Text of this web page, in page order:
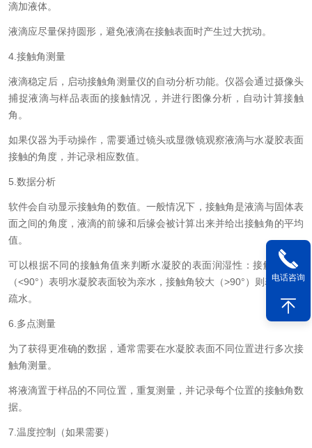
滴加液体。
液滴应尽量保持圆形，避免液滴在接触表面时产生过大扰动。
4.接触角测量
液滴稳定后，启动接触角测量仪的自动分析功能。仪器会通过摄像头
捕捉液滴与样品表面的接触情况，并进行图像分析，自动计算接触
角。
如果仪器为手动操作，需要通过镜头或显微镜观察液滴与水凝胶表面
接触的角度，并记录相应数值。
5.数据分析
软件会自动显示接触角的数值。一般情况下，接触角是液滴与固体表
面之间的角度，液滴的前缘和后缘会被计算出来并给出接触角的平均
值。
可以根据不同的接触角值来判断水凝胶的表面润湿性：接触角较小
（<90°）表明水凝胶表面较为亲水，接触角较大（>90°）则表明表面
疏水。
6.多点测量
为了获得更准确的数据，通常需要在水凝胶表面不同位置进行多次接
触角测量。
将液滴置于样品的不同位置，重复测量，并记录每个位置的接触角数
据。
7.温度控制（如果需要）
电话咨询